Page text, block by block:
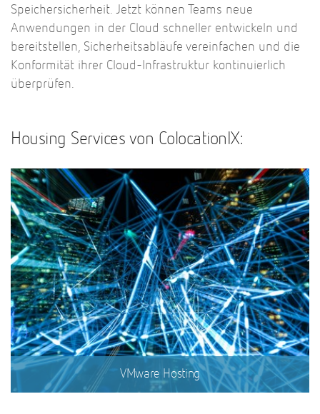
Speichersicherheit. Jetzt können Teams neue
Anwendungen in der Cloud schneller entwickeln und
bereitstellen, Sicherheitsabläufe vereinfachen und die
Konformität ihrer Cloud-Infrastruktur kontinuierlich
überprüfen.
Housing Services von ColocationIX:
VMware Hosting